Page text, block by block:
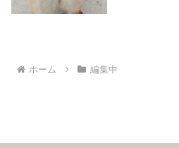
ホーム 編集中